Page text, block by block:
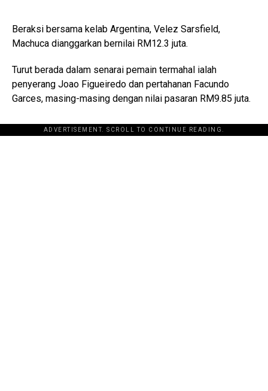
Beraksi bersama kelab Argentina, Velez Sarsfield,
Machuca dianggarkan bernilai RM12.3 juta.
Turut berada dalam senarai pemain termahal ialah
penyerang Joao Figueiredo dan pertahanan Facundo
Garces, masing-masing dengan nilai pasaran RM9.85 juta.
ADVERTISEMENT. SCROLL TO CONTINUE READING.